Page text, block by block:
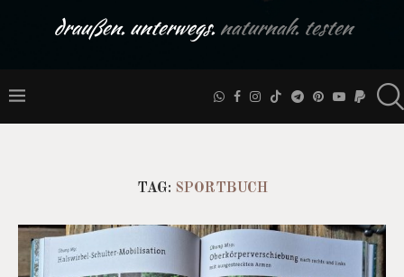
draußen. unterwegs.naturnah. testen
TAG: SPORTBUCH